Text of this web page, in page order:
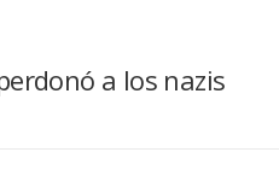
a los nazis